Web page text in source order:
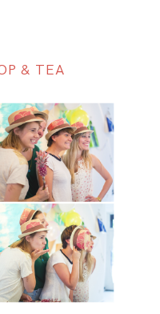
& TEA